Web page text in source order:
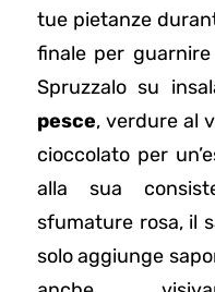
tue pietanze
finale per
Spruzzalo su
pesce, verdure al
cioccolato per
alla sua
sfumature rosa, il
solo aggiunge